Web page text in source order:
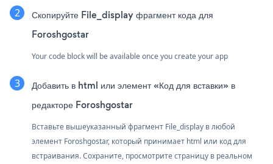
Скопируйте File_display фрагмент кода для
Foroshgostar
Your code block will be available once you create your app
Добавить в html или элемент «Код для вставки» в
редакторе Foroshgostar
Вставьте вышеуказанный фрагмент File_display в любой
элемент Foroshgostar, который принимает html или код для
встраивания. Сохраните, просмотрите страницу в реальном